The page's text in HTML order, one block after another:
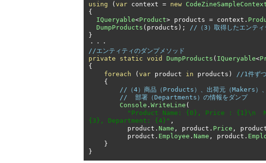
using ( var context = new
{
IQueryable<Product> products = context .
DumpProducts ( products );
//（3）取得したエンティ
}
・・・
//エンティティのダンプメソッド
private
static void DumpProducts ( IQueryable<
{
foreach
( var product in products )
//1件ず
{
//（4）商品（Products）、出荷元（Makers）
//  部署（Departments）の情報をダンプ
Console . WriteLine (
"Product Name: {0}, Price : {1}\n
{3}, Department: {4}" ,
          product
. Name , product . Price ,
          product
. Employee . Name , product .
}
}